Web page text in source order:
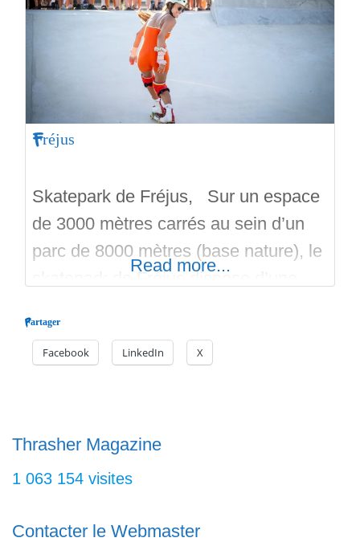
Fréjus
Skatepark de Fréjus, Sur un espace
de 3000 mètres carrés au sein d’un
parc de 8000 mètres (base nature), le
skatepark de Fréjus dispose d’une
et d’un Pumptrack. Cet équipement
vient se placer dans le Top 5 des
par Territoire
Read more...
Partager
Facebook LinkedIn X
Thrasher Magazine
1 063 154 visites
Contacter le Webmaster